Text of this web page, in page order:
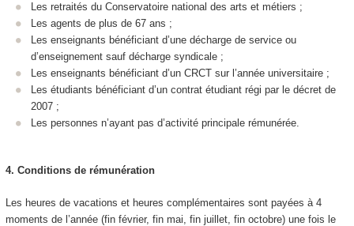
Les retraités du Conservatoire national des arts et métiers ;
Les agents de plus de 67 ans ;
Les enseignants bénéficiant d’une décharge de service ou
d’enseignement sauf décharge syndicale ;
Les enseignants bénéficiant d’un CRCT sur l’année universitaire ;
Les étudiants bénéficiant d’un contrat étudiant régi par le décret de
2007 ;
Les personnes n’ayant pas d’activité principale rémunérée.
4. Conditions de rémunération
Les heures de vacations et heures complémentaires sont payées à 4
moments de l’année (fin février, fin mai, fin juillet, fin octobre) une fois le